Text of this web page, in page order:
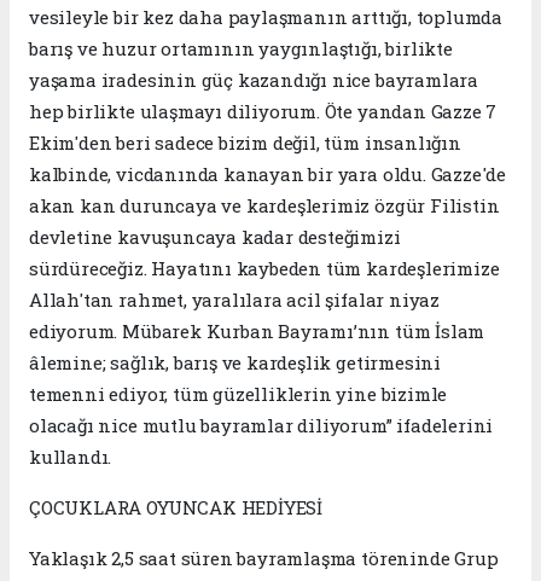
vesileyle bir kez daha paylaşmanın arttığı, toplumda
barış ve huzur ortamının yaygınlaştığı, birlikte
yaşama iradesinin güç kazandığı nice bayramlara
hep birlikte ulaşmayı diliyorum. Öte yandan Gazze 7
Ekim'den beri sadece bizim değil, tüm insanlığın
kalbinde, vicdanında kanayan bir yara oldu. Gazze'de
akan kan duruncaya ve kardeşlerimiz özgür Filistin
devletine kavuşuncaya kadar desteğimizi
sürdüreceğiz. Hayatını kaybeden tüm kardeşlerimize
Allah'tan rahmet, yaralılara acil şifalar niyaz
ediyorum. Mübarek Kurban Bayramı’nın tüm İslam
âlemine; sağlık, barış ve kardeşlik getirmesini
temenni ediyor, tüm güzelliklerin yine bizimle
olacağı nice mutlu bayramlar diliyorum” ifadelerini
kullandı.
ÇOCUKLARA OYUNCAK HEDİYESİ
Yaklaşık 2,5 saat süren bayramlaşma töreninde Grup